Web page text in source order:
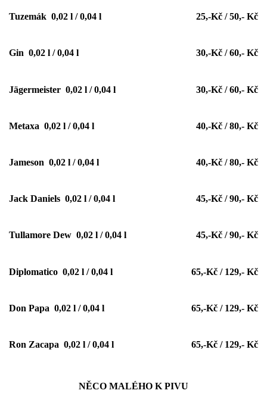
Tuzemák 0,02 l / 0,04 l 25,-Kč / 50,- Kč
Gin 0,02 l / 0,04 l 30,-Kč / 60,- Kč
Jägermeister 0,02 l / 0,04 l 30,-Kč / 60,- Kč
Metaxa 0,02 l / 0,04 l 40,-Kč / 80,- Kč
Jameson 0,02 l / 0,04 l 40,-Kč / 80,- Kč
Jack Daniels 0,02 l / 0,04 l 45,-Kč / 90,- Kč
Tullamore Dew 0,02 l / 0,04 l 45,-Kč / 90,- Kč
Diplomatico 0,02 l / 0,04 l 65,-Kč / 129,- Kč
Don Papa 0,02 l / 0,04 l 65,-Kč / 129,- Kč
Ron Zacapa 0,02 l / 0,04 l 65,-Kč / 129,- Kč
NĚCO MALÉHO K PIVU